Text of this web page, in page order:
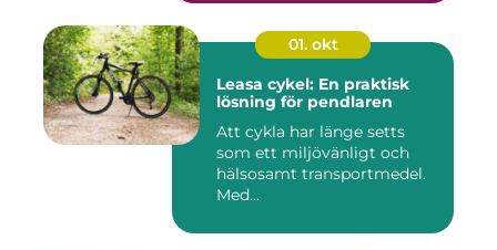
01. okt
Leasa cykel: En praktisk
lösning för pendlaren
Att cykla har länge setts
som ett miljövänligt och
hälsosamt transportmedel.
Med...